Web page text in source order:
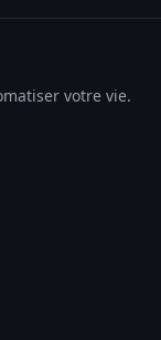
votre vie.